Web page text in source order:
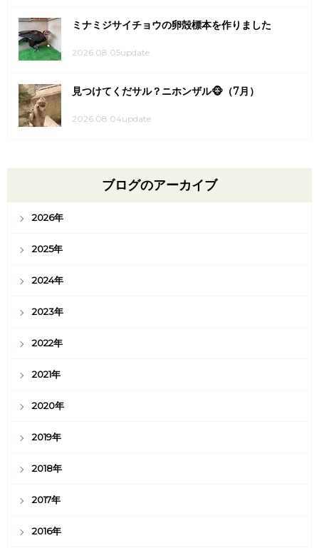
ミナミジサイチョウの卵殻標本を作りました
2026.08.05update
見つけてくだサル？ニホンザル🐵（7月）
2026.08.04update
ブログのアーカイブ
2026年
2025年
2024年
2023年
2022年
2021年
2020年
2019年
2018年
2017年
2016年